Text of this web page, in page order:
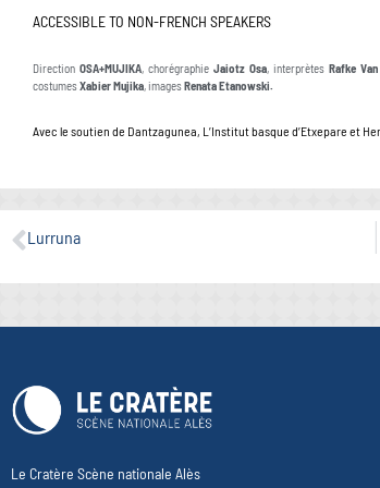
ACCESSIBLE TO NON-FRENCH SPEAKERS
Direction OSA+MUJIKA, chorégraphie Jaiotz Osa, interprètes Rafke
costumesXabier Mujika, imagesRenata Etanowski.
Avec le soutien de Dantzagunea, L’Institut basque d’Etxepare et
Lurruna
Le Cratère Scène nationale Alès